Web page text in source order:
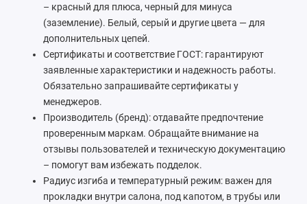
– красный для плюса, черный для минуса
(заземление). Белый, серый и другие цвета — для
дополнительных цепей.
Сертификаты и соответствие ГОСТ: гарантируют
заявленные характеристики и надежность работы.
Обязательно запрашивайте сертификаты у
менеджеров.
Производитель (бренд): отдавайте предпочтение
проверенным маркам. Обращайте внимание на
отзывы пользователей и техническую документацию
– помогут вам избежать подделок.
Радиус изгиба и температурный режим: важен для
прокладки внутри салона, под капотом, в трубы или